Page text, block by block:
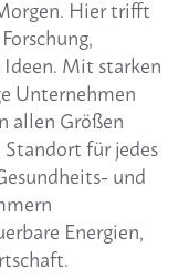
Hier trifft
Mit starken
Unternehmen
allen Größen
für jedes
und
Energien,